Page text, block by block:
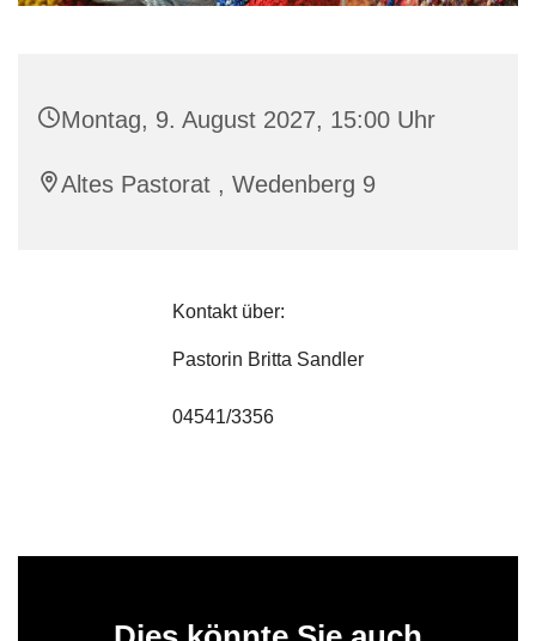
Montag, 9. August 2027, 15:00 Uhr
Altes Pastorat , Wedenberg 9
Kontakt über:
Pastorin Britta Sandler
04541/3356